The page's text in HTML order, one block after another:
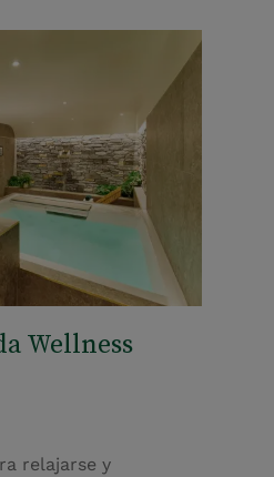
Wellness
relajarse y